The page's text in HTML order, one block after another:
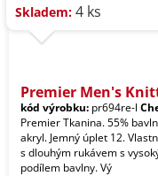
Skladem: 4 ks
Premier Men's
kód výrobku: pr694re-l
Premier Tkanina. 55%
akryl. Jemný úplet 12.
s dlouhým rukávem s
podílem bavlny. Vý